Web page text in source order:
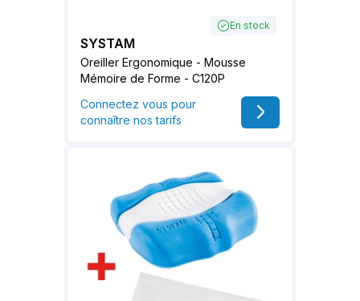
En stock
SYSTAM
Oreiller Ergonomique - Mousse
Mémoire de Forme - C120P
Connectez vous pour
connaître nos tarifs